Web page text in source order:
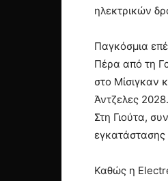
ηλεκτρικών
Παγκόσμια
Πέρα από τη
στο Μίσιγκαν
Άντζελες 2028.
Στη Γιούτα,
εγκατάστασης
Καθώς η